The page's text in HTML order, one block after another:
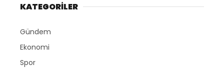
KATEGORİLER
Gündem
Ekonomi
Spor